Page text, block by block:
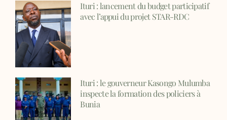
Ituri : lancement du budget participatif
avec l’appui du projet STAR-RDC
Ituri : le gouverneur Kasongo Mulumba
inspecte la formation des policiers à
Bunia